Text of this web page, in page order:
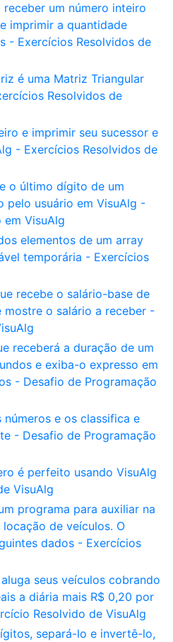
um número inteiro
imprimir a quantidade
- Exercícios Resolvidos de
é uma Matriz Triangular
Resolvidos de
e imprimir seu sucessor e
- Exercícios Resolvidos de
o último dígito de um
pelo usuário em VisuAlg -
em VisuAlg
elementos de um array
temporária - Exercícios
recebe o salário-base de
mostre o salário a receber -
receberá a duração de um
e exiba-o expresso em
- Desafio de Programação
e os classifica e
- Desafio de Programação
é perfeito usando VisuAlg
VisuAlg
programa para auxiliar na
de veículos. O
dados - Exercícios
seus veículos cobrando
a diária mais R$ 0,20 por
Resolvido de VisuAlg
separá-lo e invertê-lo,